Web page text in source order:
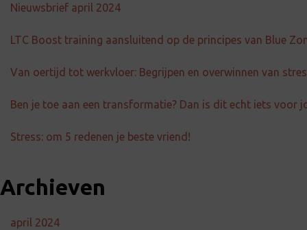
Nieuwsbrief april 2024
LTC Boost training aansluitend op de principes van Blue
Van oertijd tot werkvloer: Begrijpen en overwinnen van
Ben je toe aan een transformatie? Dan is dit echt iets voor
Stress: om 5 redenen je beste vriend!
Archieven
april 2024